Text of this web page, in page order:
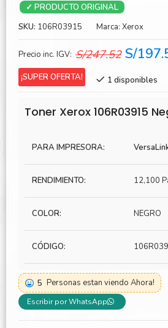
✓ PRODUCTO ORIGINAL
SKU: 106R03915 Marca: Xerox
Precio inc. IGV: S/247.52 El
original
S/
S/
¡SUPER OFERTA! 1 disponibles
Toner Xerox 106R03915
PARA IMPRESORA:
RENDIMIENTO: 12,100
COLOR: NEGRO
CÓDIGO:
5 Personas estan viendo Ahora!
Escribir por WhatsApp